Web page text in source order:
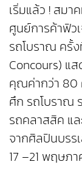
เริ่มแล้ว ! สมา
ศูนย์การค้าฟิว
รถโบราณ ครั้
Concours) แ
คุณค่ากว่า 80
ศึก รถโบราณ
รถคลาสสิค แ
จากศิลปินบรร
17 –21 พฤษภ